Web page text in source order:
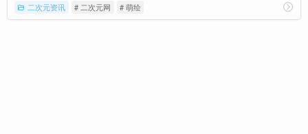
二次元资讯 # 二次元网 # 萌绘